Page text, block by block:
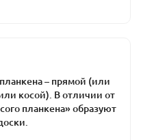
монтируется с
планками: эти
– прямой (или
косой). В отличии от
планкена» образуют